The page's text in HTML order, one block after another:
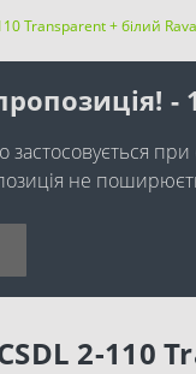
Transparent + білий
застосовується
не
2-110